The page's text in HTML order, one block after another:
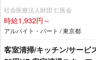
社会医療法人財団 仁医会
時給1,932円～
アルバイト・パート / 東京都
客室清掃/キッチン/サービ